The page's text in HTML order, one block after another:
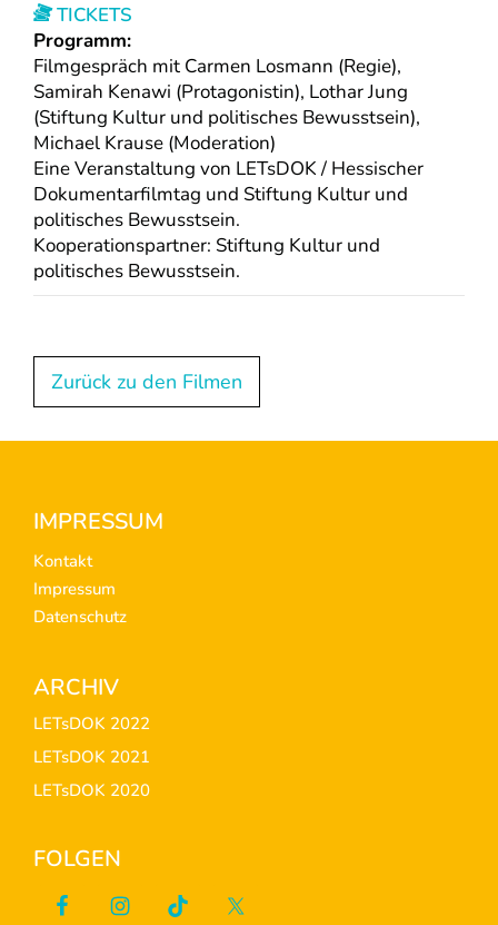
TICKETS
Programm:
Filmgespräch mit Carmen Losmann (Regie),
Samirah Kenawi (Protagonistin), Lothar Jung
(Stiftung Kultur und politisches Bewusstsein),
Michael Krause (Moderation)
Eine Veranstaltung von LETsDOK / Hessischer
Dokumentarfilmtag und Stiftung Kultur und
politisches Bewusstsein.
Kooperationspartner: Stiftung Kultur und
politisches Bewusstsein.
Zurück zu den Filmen
Footer
IMPRESSUM
Kontakt
Impressum
Datenschutz
ARCHIV
LETsDOK 2022
LETsDOK 2021
LETsDOK 2020
FOLGEN